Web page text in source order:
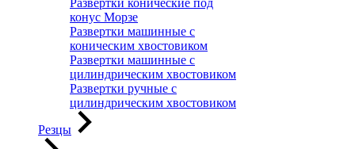
Развертки конические под
конус Морзе
Развертки машинные с
коническим хвостовиком
Развертки машинные с
цилиндрическим хвостовиком
Развертки ручные с
цилиндрическим хвостовиком
Резцы